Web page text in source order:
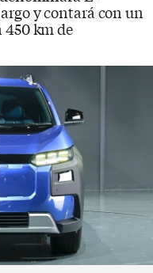
y contará con un
450 km de